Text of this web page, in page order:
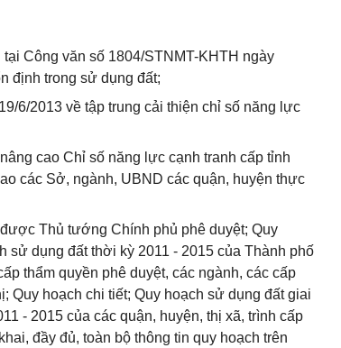
Công văn số 1804/STNMT-KHTH ngày
định trong sử dụng đất;
6/2013 về tập trung cải thiện chỉ số năng lực
cao Chỉ số năng lực cạnh tranh cấp tỉnh
các Sở, ngành, UBND các quận, huyện thực
Thủ tướng Chính phủ phê duyệt; Quy
sử dụng đất thời kỳ 2011 - 2015 của Thành phố
thẩm quyền phê duyệt, các ngành, các cấp
Quy hoạch chi tiết; Quy hoạch sử dụng đất giai
- 2015 của các quận, huyện, thị xã, trình cấp
đầy đủ, toàn bộ thông tin quy hoạch trên